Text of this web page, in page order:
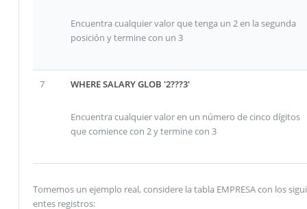
Encuentra cualquier valor que tenga un 2 en la segunda
posición y termine con un 3
7 WHERE SALARY GLOB '2???3'
Encuentra cualquier valor en un número de cinco dígitos
que comience con 2 y termine con 3
Tomemos un ejemplo real, considere la tabla EMPRESA con los sigui
entes registros: